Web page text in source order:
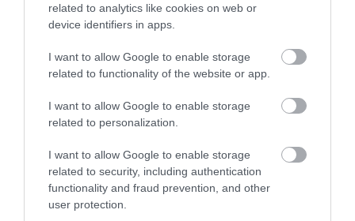
related to analytics like cookies on web or
device identifiers in apps.
I want to allow Google to enable storage
related to functionality of the website or app.
I want to allow Google to enable storage
related to personalization.
I want to allow Google to enable storage
related to security, including authentication
functionality and fraud prevention, and other
user protection.
Horvátország új turisztikai kisfilmjei más
mint a már jól ismert nyári reklámok. A
kampány középpontjában John
Malkovich áll, aki horvát gyökerei miatt
személyesebb hangot ad a filmeknek. A
cél ezúttal a…
John Malkovich lett
Horvátország arca, máris
magyarázkodnak…